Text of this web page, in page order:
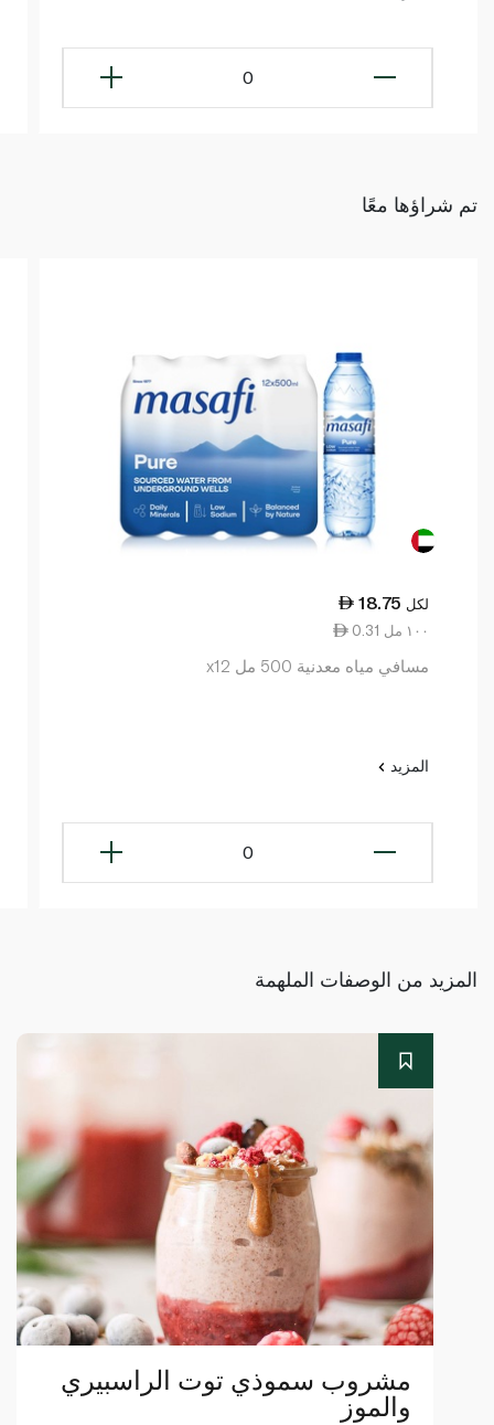
0
تم شراؤها معًا
18.75 لكل
0.31 ١٠٠ مل
مسافي مياه معدنية 500 مل x12
المزيد
0
المزيد من الوصفات الملهمة
مشروب سموذي توت الراسبيري
والموز